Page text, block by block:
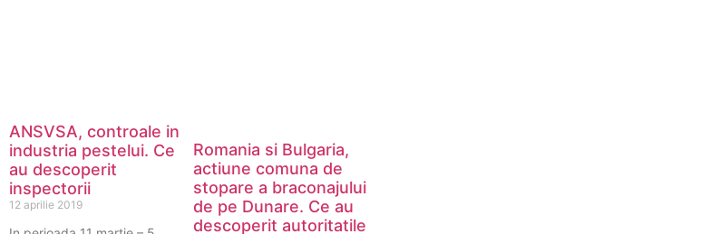
ANSVSA, controale in
industria pestelui. Ce
au descoperit
inspectorii
12 aprilie 2019
Romania si Bulgaria,
actiune comuna de
stopare a braconajului
de pe Dunare. Ce au
descoperit autoritatile